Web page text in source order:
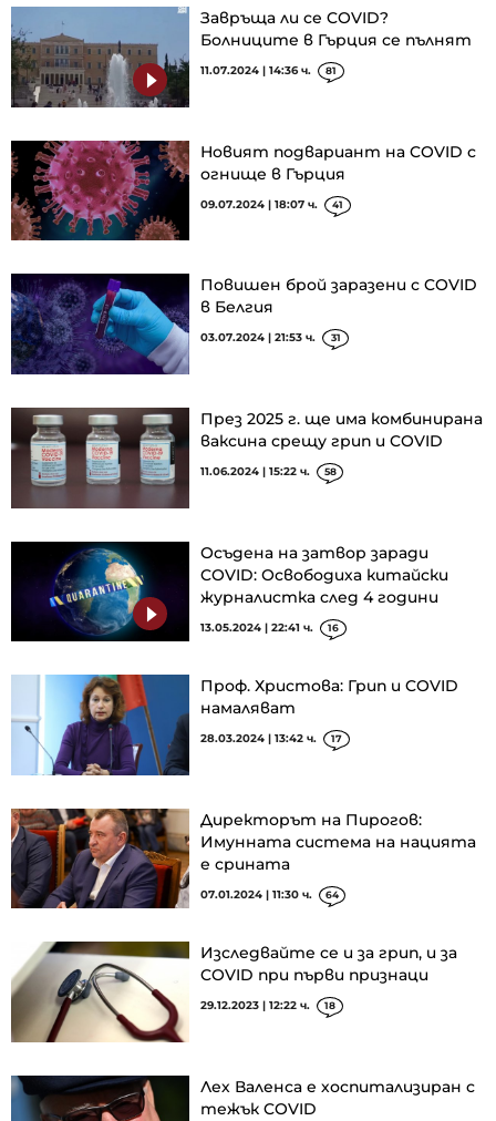
Завръща ли се COVID?
Болниците в Гърция се пълнят
11.07.2024 | 14:36 ч. 81
Новият подвариант на COVID с
огнище в Гърция
09.07.2024 | 18:07 ч. 41
Повишен брой заразени с COVID
в Белгия
03.07.2024 | 21:53 ч. 31
През 2025 г. ще има комбинирана
ваксина срещу грип и COVID
11.06.2024 | 15:22 ч. 58
Осъдена на затвор заради
COVID: Освободиха китайски
журналистка след 4 години
13.05.2024 | 22:41 ч. 16
Проф. Христова: Грип и COVID
намаляват
28.03.2024 | 13:42 ч. 17
Директорът на Пирогов:
Имунната система на нацията
е срината
07.01.2024 | 11:30 ч. 64
Изследвайте се и за грип, и за
COVID при първи признаци
29.12.2023 | 12:22 ч. 18
Лех Валенса е хоспитализиран с
тежък COVID